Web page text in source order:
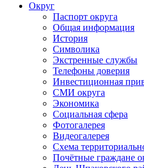
Округ
Паспорт округа
Общая информация
История
Символика
Экстренные службы
Телефоны доверия
Инвестиционная
СМИ округа
Экономика
Социальная сфера
Фотогалерея
Видеогалерея
Схема
Почётные граждане